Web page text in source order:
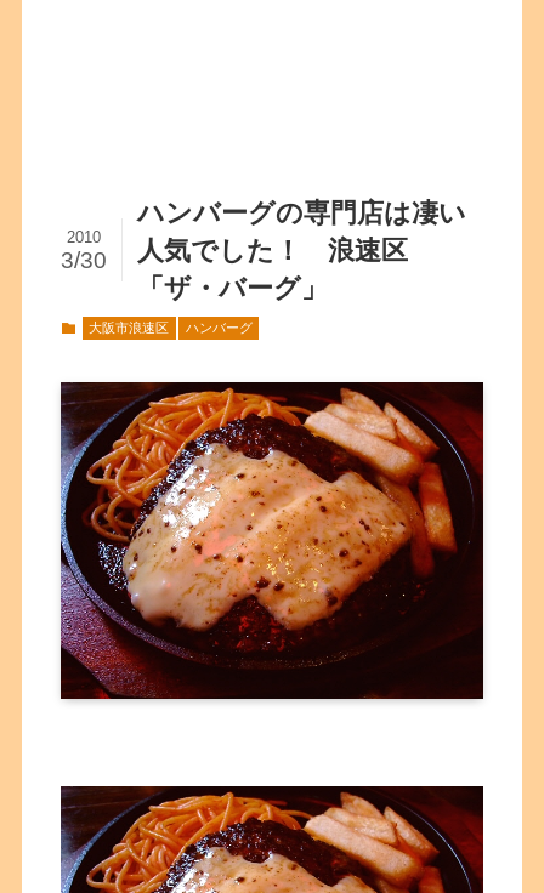
ハンバーグの専門店は凄い
人気でした！ 浪速区
「ザ・バーグ」
2010
3/30
大阪市浪速区 ハンバーグ